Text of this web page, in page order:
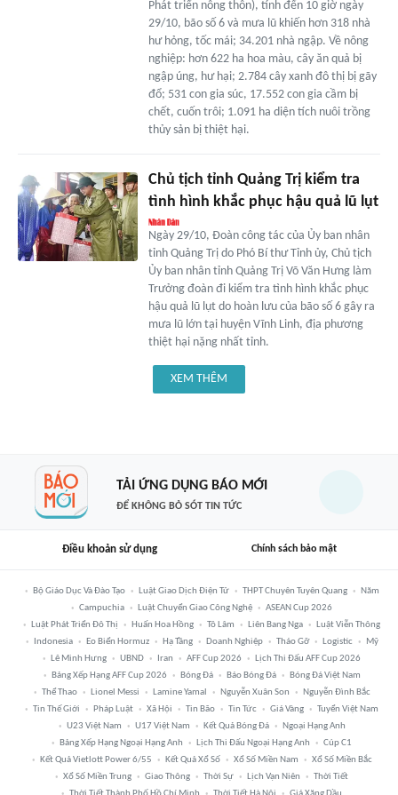
Phát triển nông thôn), tính đến 10 giờ ngày
29/10, bão số 6 và mưa lũ khiến hơn 318 nhà
hư hỏng, tốc mái; 34.201 nhà ngập. Về nông
nghiệp: hơn 622 ha hoa màu, cây ăn quả bị
ngập úng, hư hại; 2.784 cây xanh đô thị bị gãy
đổ; 531 con gia súc, 17.552 con gia cầm bị
chết, cuốn trôi; 1.091 ha diện tích nuôi trồng
thủy sản bị thiệt hại.
Chủ tịch tỉnh Quảng Trị kiểm tra
tình hình khắc phục hậu quả lũ lụt
Ngày 29/10, Đoàn công tác của Ủy ban nhân
tỉnh Quảng Trị do Phó Bí thư Tỉnh ủy, Chủ tịch
Ủy ban nhân tỉnh Quảng Trị Võ Văn Hưng làm
Trưởng đoàn đi kiểm tra tình hình khắc phục
hậu quả lũ lụt do hoàn lưu của bão số 6 gây ra
mưa lũ lớn tại huyện Vĩnh Linh, địa phương
thiệt hại nặng nhất tỉnh.
XEM THÊM
TẢI ỨNG DỤNG BÁO MỚI
ĐỂ KHÔNG BỎ SÓT TIN TỨC
Điều khoản sử dụng Chính sách bảo mật
Bộ Giáo Dục Và Đào Tạo Luật Giao Dịch Điện Tử THPT Chuyên Tuyên Quang
Năm
Campuchia
Luật Chuyển Giao Công Nghệ
ASEAN Cup 2026
Luật Phát Triển Đô Thị
Huấn Hoa Hồng Tô Lâm Liên Bang Nga
Luật Viễn Thông
Indonesia
Eo Biển Hormuz Hạ Tầng Doanh Nghiệp Tháo Gỡ Logistic
Mỹ
Lê Minh Hưng
UBND Iran AFF Cup 2026
Lịch Thi Đấu AFF Cup 2026
Bảng Xếp Hạng AFF Cup 2026
Bóng Đá Báo Bóng Đá
Bóng Đá Việt Nam
Thể Thao
Lionel Messi Lamine Yamal Nguyễn Xuân Son
Nguyễn Đình Bắc
Tin Thế Giới
Pháp Luật Xã Hội Tin Bão Tin Tức Giá Vàng
Tuyển Việt Nam
U23 Việt Nam
U17 Việt Nam Kết Quả Bóng Đá
Ngoại Hạng Anh
Bảng Xếp Hạng Ngoại Hạng Anh
Lịch Thi Đấu Ngoại Hạng Anh
Cúp C1
Kết Quả Vietlott Power 6/55
Kết Quả Xổ Số Xổ Số Miền Nam
Xổ Số Miền Bắc
Xổ Số Miền Trung
Giao Thông Thời Sự Lịch Vạn Niên
Thời Tiết
Thời Tiết Thành Phố Hồ Chí Minh
Thời Tiết Hà Nội Giá Xăng Dầu